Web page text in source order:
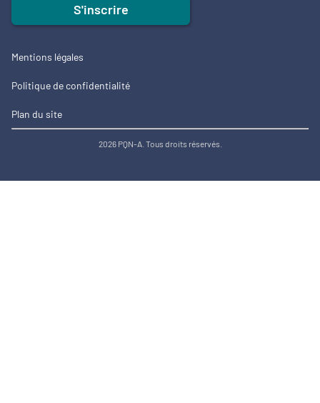
S'inscrire
Mentions légales
Politique de confidentialité
Plan du site
2026 PQN-A. Tous droits réservés.